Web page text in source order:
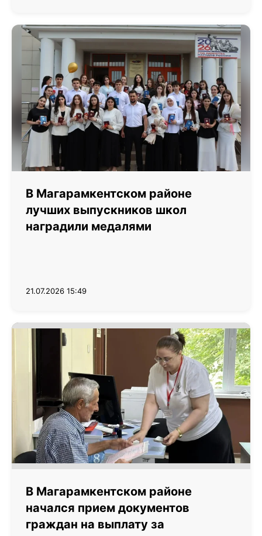
В Магарамкентском районе
лучших выпускников школ
наградили медалями
21.07.2026 15:49
В Магарамкентском районе
начался прием документов
граждан на выплату за